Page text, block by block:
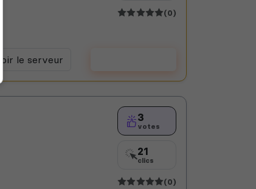
(0)
Voir le serveur
3
votes
21
clics
(0)